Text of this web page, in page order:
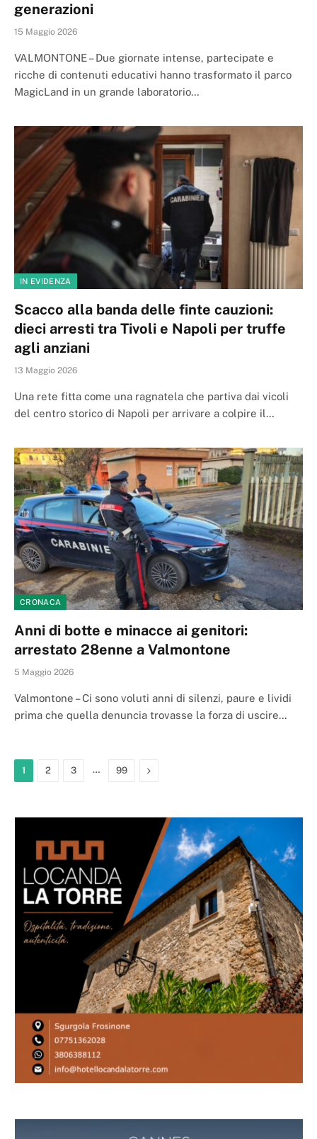
generazioni
15 Maggio 2026
VALMONTONE – Due giornate intense, partecipate e
ricche di contenuti educativi hanno trasformato il parco
MagicLand in un grande laboratorio…
IN EVIDENZA
Scacco alla banda delle finte cauzioni:
dieci arresti tra Tivoli e Napoli per truffe
agli anziani
13 Maggio 2026
Una rete fitta come una ragnatela che partiva dai vicoli
del centro storico di Napoli per arrivare a colpire il…
CRONACA
Anni di botte e minacce ai genitori:
arrestato 28enne a Valmontone
5 Maggio 2026
Valmontone – Ci sono voluti anni di silenzi, paure e lividi
prima che quella denuncia trovasse la forza di uscire…
1 2 3 … 99 Next